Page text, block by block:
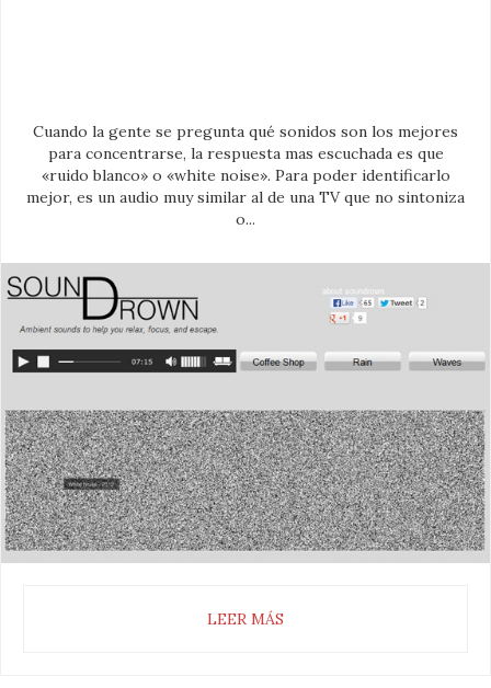
Cuando la gente se pregunta qué sonidos son los mejores
para concentrarse, la respuesta mas escuchada es que
«ruido blanco» o «white noise». Para poder identificarlo
mejor, es un audio muy similar al de una TV que no sintoniza
o...
LEER MÁS